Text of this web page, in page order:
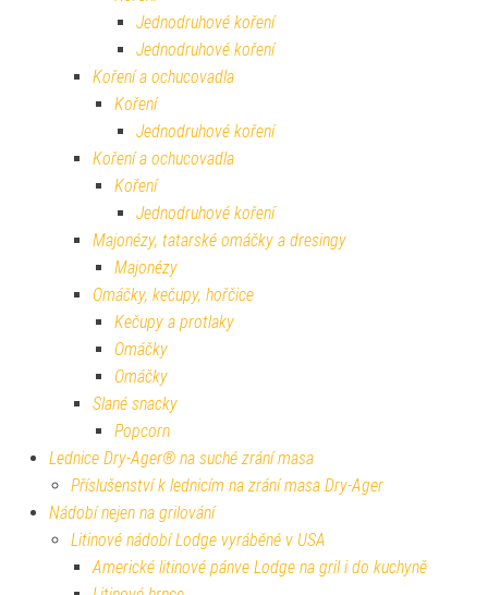
Jednodruhové koření
Jednodruhové koření
Koření a ochucovadla
Koření
Jednodruhové koření
Koření a ochucovadla
Koření
Jednodruhové koření
Majonézy, tatarské omáčky a dresingy
Majonézy
Omáčky, kečupy, hořčice
Kečupy a protlaky
Omáčky
Omáčky
Slané snacky
Popcorn
Lednice Dry-Ager® na suché zrání masa
Příslušenství k lednicím na zrání masa Dry-Ager
Nádobí nejen na grilování
Litinové nádobí Lodge vyráběné v USA
Americké litinové pánve Lodge na gril i do kuchyně